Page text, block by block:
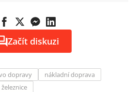
Začít diskuzi
dopravy
nákladní doprava
železnice